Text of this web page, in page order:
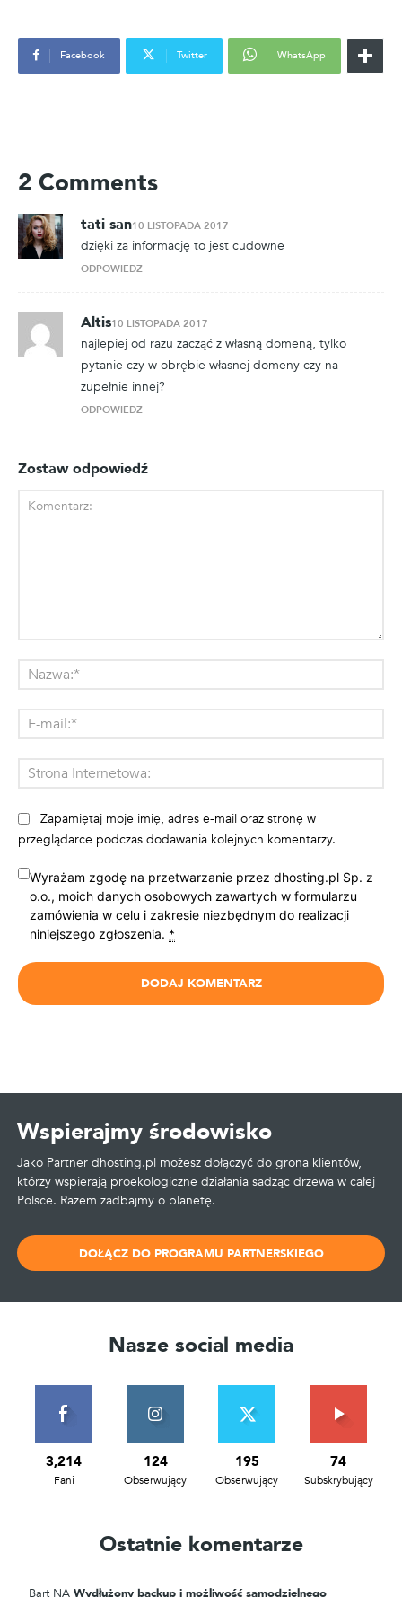
Facebook Twitter WhatsApp
2 Comments
tati san10 LISTOPADA 2017
dzięki za informację to jest cudowne
ODPOWIEDZ
Altis10 LISTOPADA 2017
najlepiej od razu zacząć z własną domeną, tylko
pytanie czy w obrębie własnej domeny czy na
zupełnie innej?
ODPOWIEDZ
Zostaw odpowiedź
Zapamiętaj moje imię, adres e-mail oraz stronę w
przeglądarce podczas dodawania kolejnych komentarzy.
Wyrażam zgodę na przetwarzanie przez dhosting.pl Sp. z
o.o., moich danych osobowych zawartych w formularzu
zamówienia w celu i zakresie niezbędnym do realizacji
niniejszego zgłoszenia. *
Wspierajmy środowisko
Jako Partner dhosting.pl możesz dołączyć do grona klientów,
którzy wspierają proekologiczne działania sadząc drzewa w całej
Polsce. Razem zadbajmy o planetę.
DOŁĄCZ DO PROGRAMU PARTNERSKIEGO
Nasze social media
3,214
Fani
124
Obserwujący
195
Obserwujący
74
Subskrybujący
Ostatnie komentarze
Bart NA Wydłużony backup i możliwość samodzielnego